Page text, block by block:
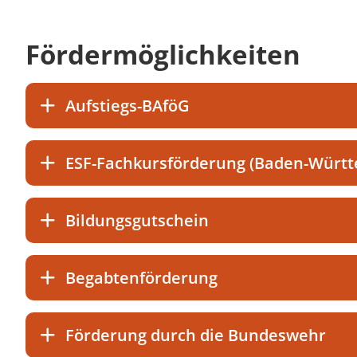
Fördermöglichkeiten
Aufstiegs-BAföG
ESF-Fachkursförderung (Baden-
Bildungsgutschein
Begabtenförderung
Förderung durch die Bundeswehr